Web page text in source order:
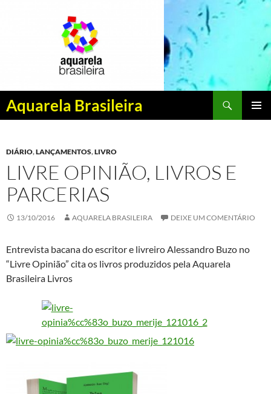
Aquarela Brasileira
Pesquisar
PULAR
CONTEÚDO
DIÁRIO,LANÇAMENTOS,LIVRO
LIVRE OPINIÃO, LIVROS E
PARCERIAS
13/10/2016 AQUARELA BRASILEIRA DEIXE UM COMENTÁRIO
Entrevista bacana do escritor e livreiro Alessandro Buzo no
“Livre Opinião” cita os livros produzidos pela Aquarela
Brasileira Livros